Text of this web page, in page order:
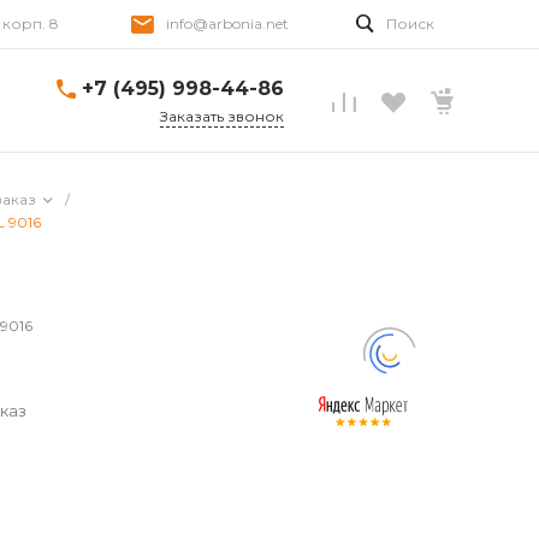
корп. 8 info@arbonia.net Поиск
+7 (495) 998-44-86
Заказать звонок
/
9016